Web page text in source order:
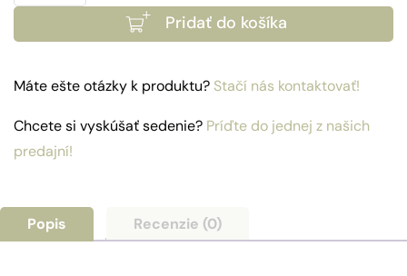
Laguna
Pridať do košíka
Máte ešte otázky k produktu? Stačí nás kontaktovať!
Chcete si vyskúšať sedenie? Príďte do jednej z našich
predajní!
Popis Recenzie (0)